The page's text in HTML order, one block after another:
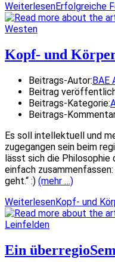
WeiterlesenErfolgreiche
Kopf- und
Beitrags-Autor:BAE
Beitrag
Beitrags-Kategorie:
Beitrags-
Es soll intellektuell und
zugegangen sein beim
lässt sich die
einfach
geht.“ :) (mehr …)
WeiterlesenKopf- und
Ein